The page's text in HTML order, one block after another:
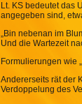
Lt. KS bedeutet das
angegeben sind,
„Bin nebenan im
Und die Wartezeit
Formulierungen wie
Andererseits rät der
Verdoppelung des